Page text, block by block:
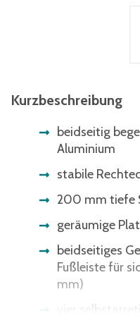
Kurzbeschreibung
beidseitig
Aluminium
stabile
200 mm tiefe
geräumige
beidseitiges
Fußleiste für
mm)
vier